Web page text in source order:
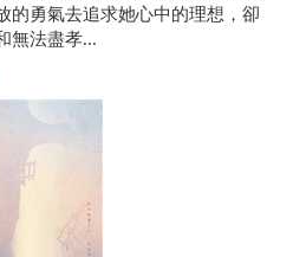
的勇氣去追求她心中的理想，卻
無法盡孝...